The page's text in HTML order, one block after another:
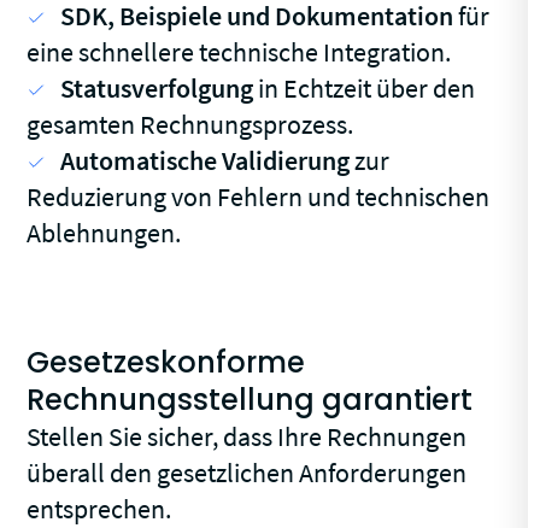
SDK, Beispiele und Dokumentationfür
eine schnellere technische Integration.
Statusverfolgungin Echtzeit über den
gesamten Rechnungsprozess.
Automatische Validierungzur
Reduzierung von Fehlern und technischen
Ablehnungen.
Gesetzeskonforme
Rechnungsstellung garantiert
Stellen Sie sicher, dass Ihre Rechnungen
überall den gesetzlichen Anforderungen
entsprechen.